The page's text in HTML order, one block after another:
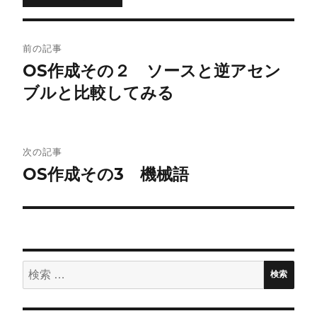
稿
ナ
ゲ
ー
シ
ョ
ン
前の記事
OS作成その２ ソースと逆アセン
ブルと比較してみる
次の記事
OS作成その3 機械語
検
索:
検索